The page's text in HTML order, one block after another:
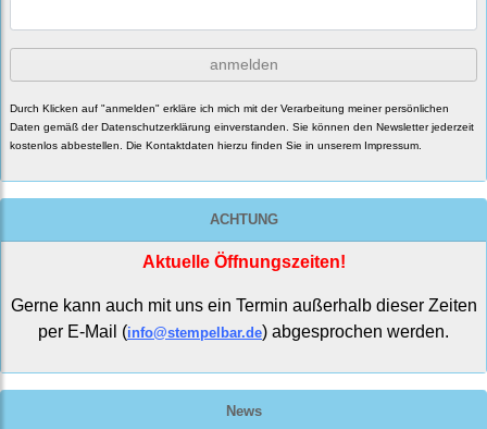
anmelden
Durch Klicken auf "anmelden" erkläre ich mich mit der Verarbeitung meiner persönlichen
Daten gemäß der Datenschutzerklärung einverstanden. Sie können den Newsletter jederzeit
kostenlos abbestellen. Die Kontaktdaten hierzu finden Sie in unserem Impressum.
ACHTUNG
Aktuelle Öffnungszeiten!
Gerne kann auch mit uns ein Termin außerhalb dieser Zeiten
per E-Mail (info@stempelbar.de) abgesprochen werden.
News